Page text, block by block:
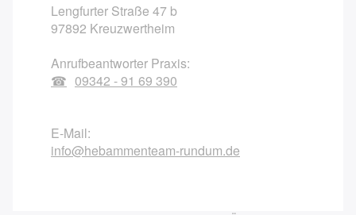
Lengfurter Straße 47 b
97892 Kreuzwertheim
Anrufbeantworter Praxis:
09342 - 91 69 390
E-Mail:
info@hebammenteam-rundum.de